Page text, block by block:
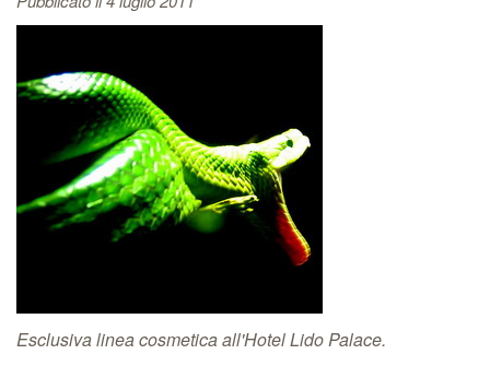
Esclusiva linea cosmetica all'Hotel Lido Palace.